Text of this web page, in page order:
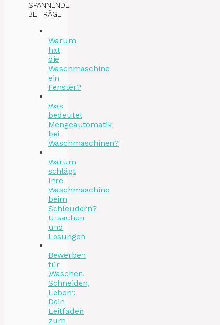
SPANNENDE
BEITRÄGE
Warum
hat
die
Waschmaschine
ein
Fenster?
Was
bedeutet
Mengeautomatik
bei
Waschmaschinen?
Warum
schlägt
Ihre
Waschmaschine
beim
Schleudern?
Ursachen
und
Lösungen
Bewerben
für
‚Waschen,
Schneiden,
Leben‘:
Dein
Leitfaden
zum